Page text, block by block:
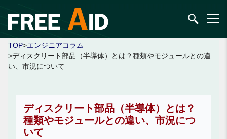
TOP>エンジニアコラム
>ディスクリート部品（半導体）とは？種類やモジュールとの違
い、市況について
ディスクリート部品（半導体）とは？
種類やモジュールとの違い、市況につ
いて